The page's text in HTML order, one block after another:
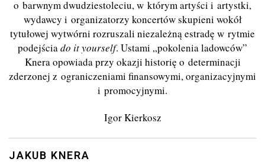
o barwnym dwudziestoleciu, w którym artyści i artystki,
wydawcy i organizatorzy koncertów skupieni wokół
tytułowej wytwórni rozruszali niezależną estradę w rytmie
podejściado it yourself. Ustami „pokolenia ladowców”
Knera opowiada przy okazji historię o determinacji
zderzonej z ograniczeniami finansowymi, organizacyjnymi
i promocyjnymi.
Igor Kierkosz
JAKUB KNERA